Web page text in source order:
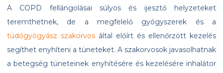
A COPD fellángolásai súlyos és ijesztő helyzeteket
teremthetnek, de a megfelelő gyógyszerek és a
tüdőgyógyász szakorvos által előírt és ellenőrzött kezelés
segíthet enyhíteni a tüneteket. A szakorvosok javasolhatnak
a betegség tüneteinek enyhítésére és kezelésére inhalátor